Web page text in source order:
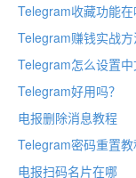
Telegram收藏功能在
Telegram赚钱实战方
Telegram怎么设置中
Telegram好用吗？
电报删除消息教程
Telegram密码重置
电报扫码名片在哪